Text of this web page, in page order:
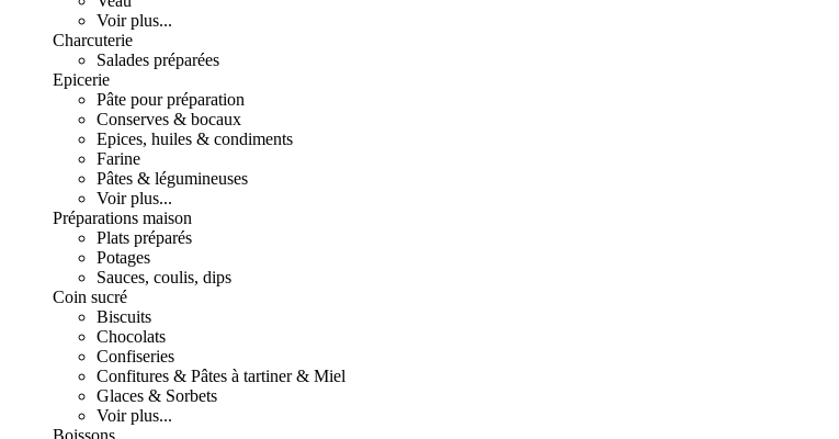
Voir plus...
Charcuterie
Salades préparées
Epicerie
Pâte pour préparation
Conserves & bocaux
Epices, huiles & condiments
Farine
Pâtes & légumineuses
Voir plus...
Préparations maison
Plats préparés
Potages
Sauces, coulis, dips
Coin sucré
Biscuits
Chocolats
Confiseries
Confitures & Pâtes à tartiner & Miel
Glaces & Sorbets
Voir plus...
Boissons